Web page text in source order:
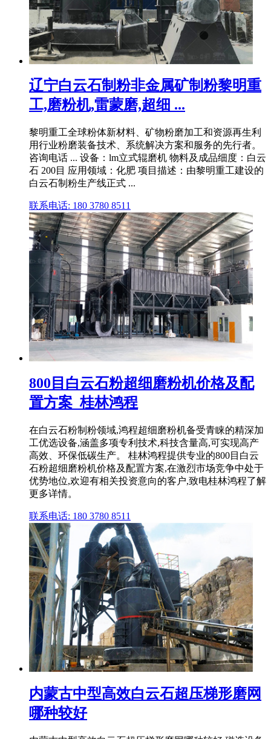
辽宁白云石制粉非金属矿制粉黎明重
工,磨粉机,雷蒙磨,超细 ...
黎明重工全球粉体新材料、矿物粉磨加工和资源再生利
用行业粉磨装备技术、系统解决方案和服务的先行者。
咨询电话 ... 设备：lm立式辊磨机 物料及成品细度：白云
石 200目 应用领域：化肥 项目描述：由黎明重工建设的
白云石制粉生产线正式 ...
联系电话: 180 3780 8511
800目白云石粉超细磨粉机价格及配
置方案_桂林鸿程
在白云石粉制粉领域,鸿程超细磨粉机备受青睐的精深加
工优选设备,涵盖多项专利技术,科技含量高,可实现高产
高效、环保低碳生产。 桂林鸿程提供专业的800目白云
石粉超细磨粉机价格及配置方案,在激烈市场竞争中处于
优势地位,欢迎有相关投资意向的客户,致电桂林鸿程了解
更多详情。
联系电话: 180 3780 8511
内蒙古中型高效白云石超压梯形磨网
哪种较好